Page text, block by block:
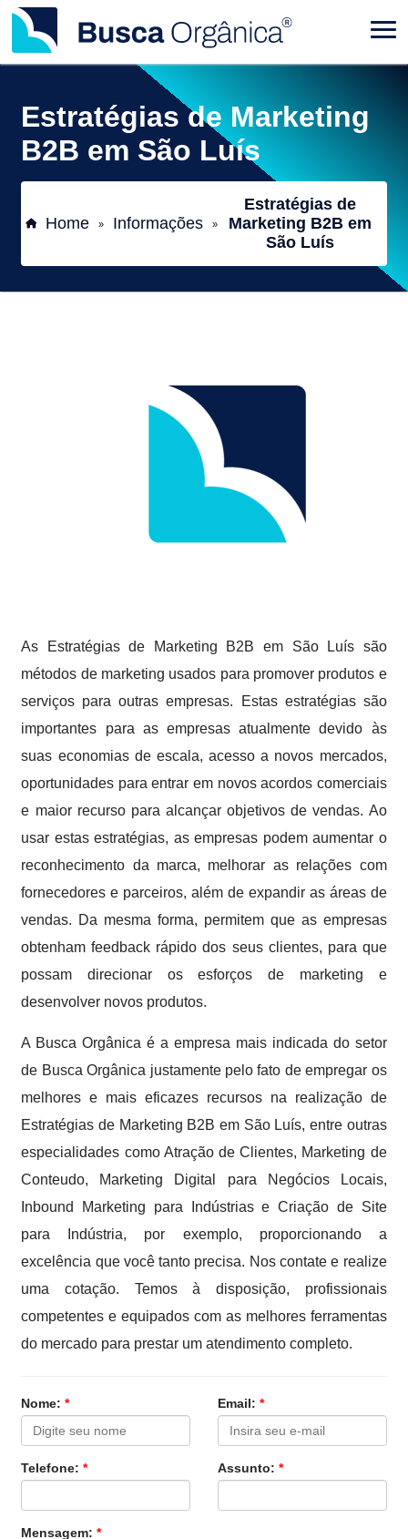
Estratégias de Marketing
B2B em São Luís
Home » Informações »
Estratégias de
Marketing B2B em
São Luís
As Estratégias de Marketing B2B em São Luís são
métodos de marketing usados para promover produtos e
serviços para outras empresas. Estas estratégias são
importantes para as empresas atualmente devido às
suas economias de escala, acesso a novos mercados,
oportunidades para entrar em novos acordos comerciais
e maior recurso para alcançar objetivos de vendas. Ao
usar estas estratégias, as empresas podem aumentar o
reconhecimento da marca, melhorar as relações com
fornecedores e parceiros, além de expandir as áreas de
vendas. Da mesma forma, permitem que as empresas
obtenham feedback rápido dos seus clientes, para que
possam direcionar os esforços de marketing e
desenvolver novos produtos.
A Busca Orgânica é a empresa mais indicada do setor
de Busca Orgânica justamente pelo fato de empregar os
melhores e mais eficazes recursos na realização de
Estratégias de Marketing B2B em São Luís, entre outras
especialidades como Atração de Clientes, Marketing de
Conteudo, Marketing Digital para Negócios Locais,
Inbound Marketing para Indústrias e Criação de Site
para Indústria, por exemplo, proporcionando a
excelência que você tanto precisa. Nos contate e realize
uma cotação. Temos à disposição, profissionais
competentes e equipados com as melhores ferramentas
do mercado para prestar um atendimento completo.
Nome:* Email: *
Telefone:* Assunto: *
Mensagem:*